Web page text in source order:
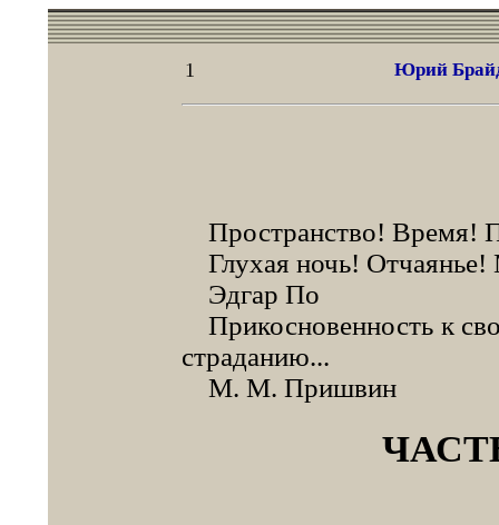
1 Юрий
Пространство! Время!
Глухая ночь! Отчаянье!
Эдгар По
Прикосновенность к
страданию...
М. М. Пришвин